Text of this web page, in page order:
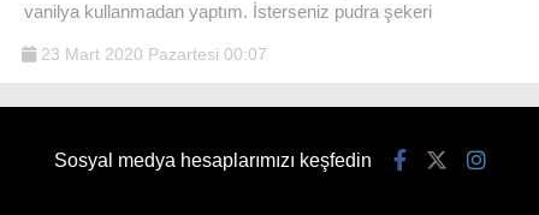
vanilya kullanmadan yaptım. İsterseniz pudra şekeri
23 Mart 2020 Pazartesi 00:07
Sosyal medya hesaplarımızı keşfedin